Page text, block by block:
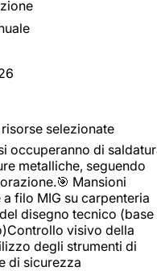
selezionate
occuperanno di
metalliche, seguendo
Mansioni
filo MIG su carpenteria
disegno tecnico (base
visivo della
degli strumenti di
di sicurezza